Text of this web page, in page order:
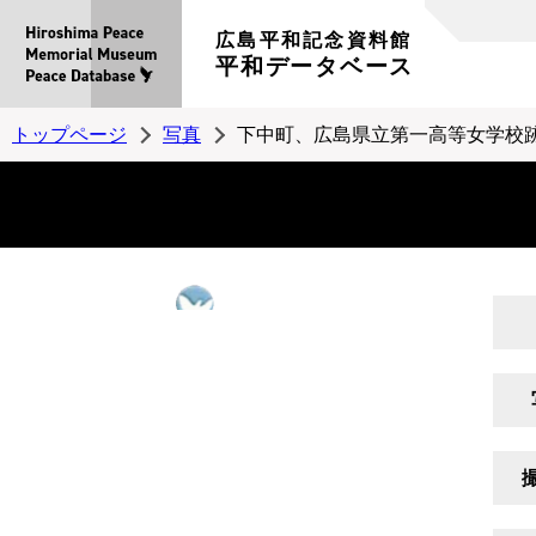
広島平和記念資料館
平和データベース
トップページ 写真 下中町、広島県立第一高等女学校